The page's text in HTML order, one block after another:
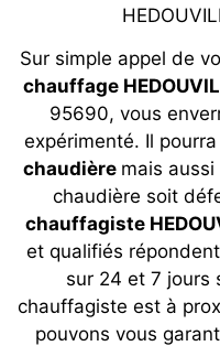
Sur simple appel de
chauffage
95690, vous
expérimenté. Il
chaudière mais aussi
chaudière soit
chauffagiste
et qualifiés
sur 24 et 7 jours
chauffagiste est à
pouvons vous